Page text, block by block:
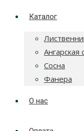
Каталог
Ангарская
Сосна
Фанера
О нас